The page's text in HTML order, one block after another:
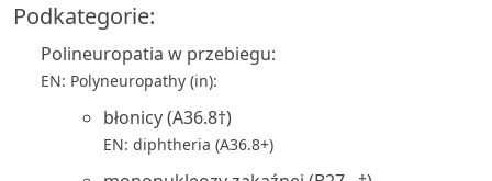
Podkategorie:
Polineuropatia w przebiegu:
EN: Polyneuropathy (in):
błonicy (A36.8†)
EN: diphtheria (A36.8+)